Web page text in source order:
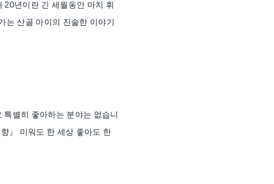
년이란 긴 세월동안 마치 휘
는 산골 아이의 진솔한 이야기
별히 좋아하는 분야는 없습니
』 미워도 한 세상 좋아도 한